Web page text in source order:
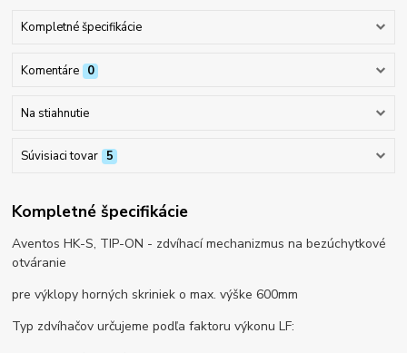
Kompletné špecifikácie
Komentáre 0
Na stiahnutie
Súvisiaci tovar 5
Kompletné špecifikácie
Aventos HK-S, TIP-ON - zdvíhací mechanizmus na bezúchytkové
otváranie
pre výklopy horných skriniek o max. výške 600mm
Typ zdvíhačov určujeme podľa faktoru výkonu LF: